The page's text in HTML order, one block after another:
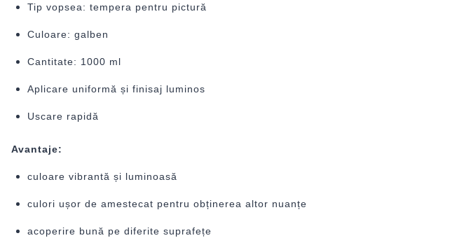
Tip vopsea: tempera pentru pictură
Culoare: galben
Cantitate: 1000 ml
Aplicare uniformă și finisaj luminos
Uscare rapidă
Avantaje:
culoare vibrantă și luminoasă
culori ușor de amestecat pentru obținerea altor nuanțe
acoperire bună pe diferite suprafețe